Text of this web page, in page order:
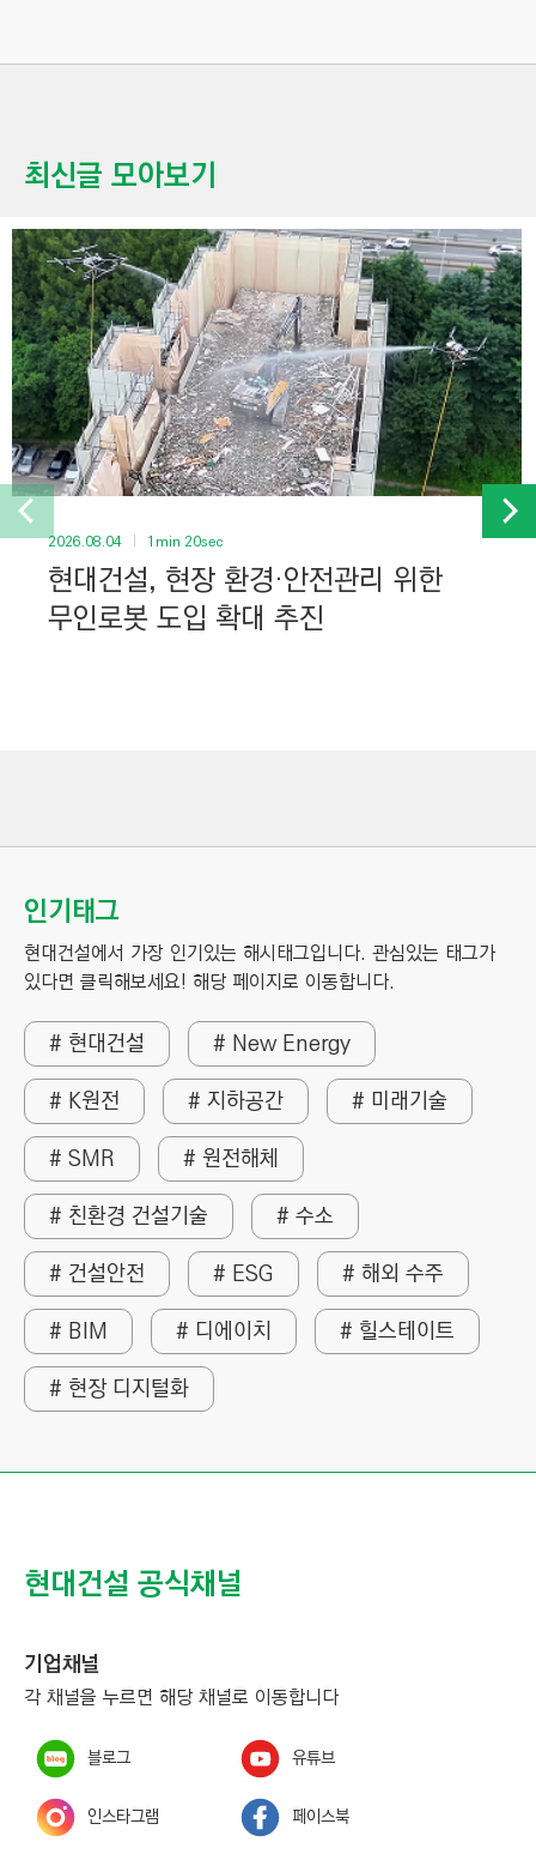
최신글 모아보기
2026.08.04 1min 20sec
현대건설, 현장 환경·안전관리 위한
무인로봇 도입 확대 추진
인기태그
현대건설에서 가장 인기있는 해시태그입니다. 관심있는 태그가
있다면 클릭해보세요! 해당 페이지로 이동합니다.
# 현대건설
# New Energy
# K원전
# 지하공간
# 미래기술
# SMR
# 원전해체
# 친환경 건설기술
# 수소
# 건설안전
# ESG
# 해외 수주
# BIM
# 디에이치
# 힐스테이트
# 현장 디지털화
현대건설 공식채널
기업채널
각 채널을 누르면 해당 채널로 이동합니다
블로그 유튜브
인스타그램 페이스북